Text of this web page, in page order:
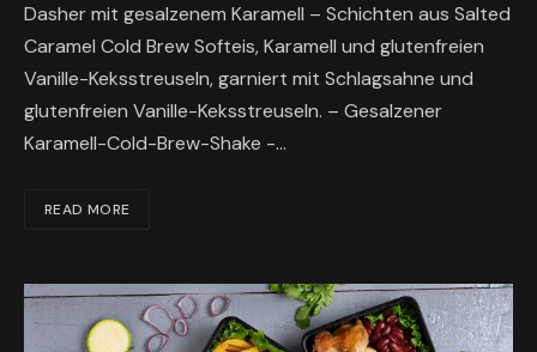
Dasher mit gesalzenem Karamell – Schichten aus Salted
Caramel Cold Brew Softeis, Karamell und glutenfreien
Vanille-Keksstreuseln, garniert mit Schlagsahne und
glutenfreien Vanille-Keksstreuseln. – Gesalzener
Karamell-Cold-Brew-Shake -…
READ MORE